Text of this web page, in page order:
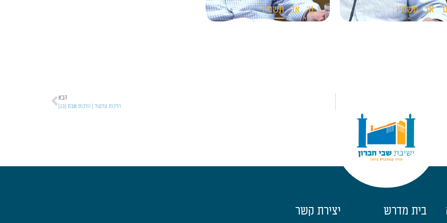
אב תשפ"ו ט' אב תשפ"ו
הבא
הלכות טלטול | הלכות שבת [13]
בית מדרש יצירת קשר